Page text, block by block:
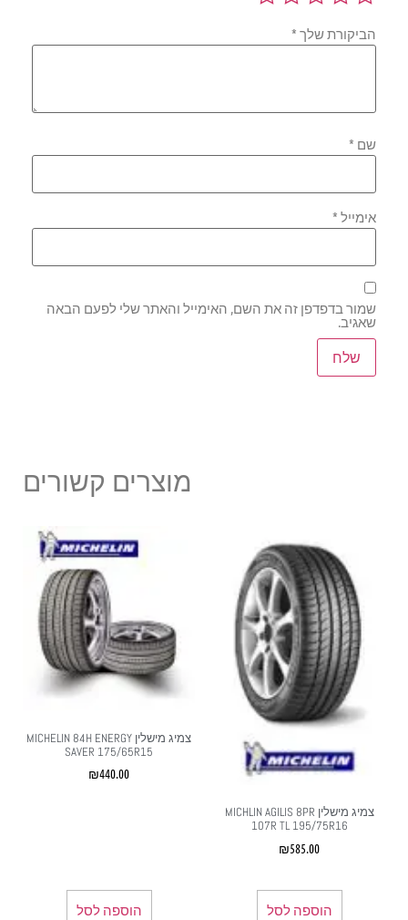
הביקורת שלך*
שם*
אימייל*
שמור בדפדפן זה את השם, האימייל והאתר שלי לפעם הבאה
שאגיב.
מוצרים קשורים
צמיג מישלין MICHLIN AGILIS 8PR
107R TL 195/75R16
₪585.00
הוספה לסל
צמיג מישלין MICHELIN 84H ENERGY
SAVER 175/65R15
₪440.00
הוספה לסל